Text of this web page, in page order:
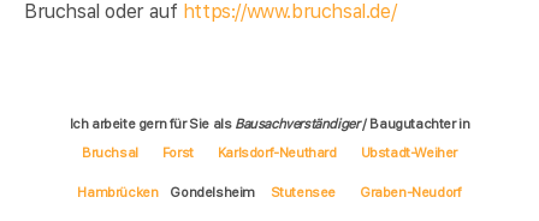
Bruchsal oder auf https://www.bruchsal.de/
Ich arbeite gern für Sie als Bausachverständiger/ Baugutachter in
Bruchsal
Forst Karlsdorf-Neuthard Ubstadt-Weiher
Hambrücken Gondelsheim Stutensee Graben-Neudorf